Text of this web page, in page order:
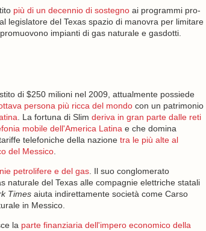
più di un decennio di sostegnoai programmi pro-
legislatore del Texas spazio di manovra per limitare
impianti di gas naturale e gasdotti.
di $250 milioni nel 2009, attualmente possiede
persona più ricca del mondocon un patrimonio
. La fortuna di Slim deriva in gran parte dalle reti
mobile dell'America Latina e che domina
telefoniche della nazione tra le più alte al
del Messico.
petrolifere e del gas. Il suo conglomerato
naturale del Texas alle compagnie elettriche statali
Timesaiuta indirettamente società come Carso
in Messico.
la parte finanziaria dell'impero economico della